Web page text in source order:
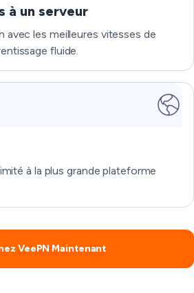
à un serveur
avec les meilleures vitesses de
fluide.
à la plus grande plateforme
VeePN Maintenant